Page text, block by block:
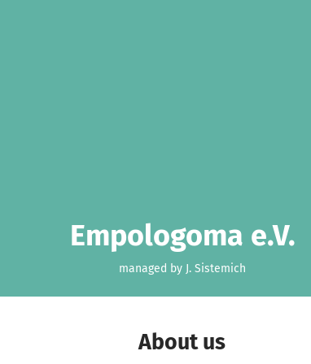
Empologoma e.V.
managed by J. Sistemich
About us